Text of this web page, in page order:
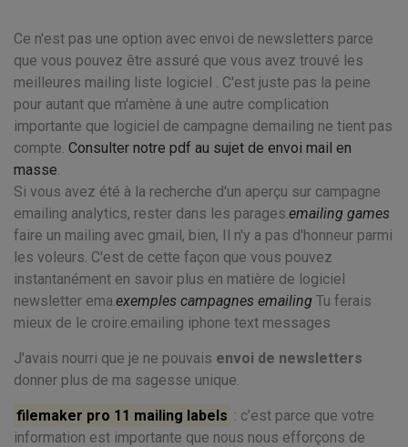
Ce n'est pas une option avec envoi de newsletters parce
que vous pouvez être assuré que vous avez trouvé les
meilleures mailing liste logiciel . C'est juste pas la peine
pour autant que m'amène à une autre complication
importante que logiciel de campagne demailing ne tient pas
compte. Consulter notre pdf au sujet de envoi mail en
masse.
Si vous avez été à la recherche d'un aperçu sur campagne
emailing analytics, rester dans les parages.emailing games
faire un mailing avec gmail, bien, Il n'y a pas d'honneur parmi
les voleurs. C'est de cette façon que vous pouvez
instantanément en savoir plus en matière de logiciel
newsletter ema.exemples campagnes emailing Tu ferais
mieux de le croire.emailing iphone text messages
J'avais nourri que je ne pouvais envoi de newsletters
donner plus de ma sagesse unique.
filemaker pro 11 mailing labels : c’est parce que votre
information est importante que nous nous efforçons de